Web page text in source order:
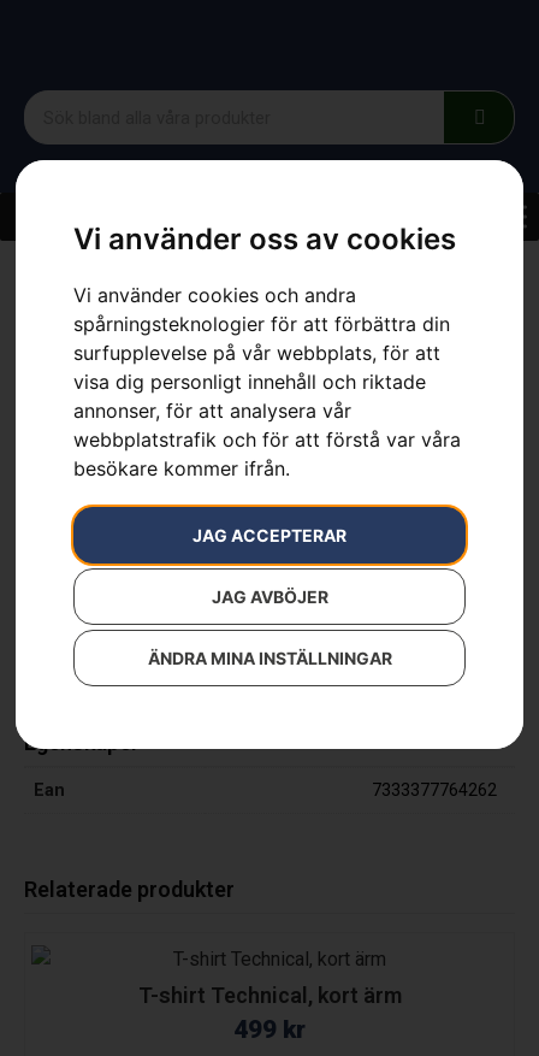
Vi använder oss av cookies
Vi använder cookies och andra
spårningsteknologier för att förbättra din
surfupplevelse på vår webbplats, för att
visa dig personligt innehåll och riktade
annonser, för att analysera vår
webbplatstrafik och för att förstå var våra
besökare kommer ifrån.
JAG ACCEPTERAR
JAG AVBÖJER
ÄNDRA MINA INSTÄLLNINGAR
Hörselskydd X-LOW
Artikelnummer:548880801
Kategorier:Hjälmar,Hörselskydd,Skor & Kläder
329kr
Hörselskydd X-LOW (hjässbygel)
Egenskaper
Ean 7333377764262
Relaterade produkter
T-shirt Technical, kort ärm
499 kr